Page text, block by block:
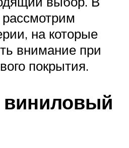
на которые
внимание при
покрытия.
виниловый